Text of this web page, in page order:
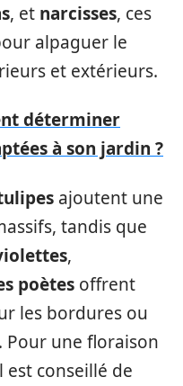
, et narcisses, ces
alpaguer le
et extérieurs.
déterminer
à son jardin ?
ajoutent une
tandis que
,
poètes offrent
les bordures ou
une floraison
conseillé de